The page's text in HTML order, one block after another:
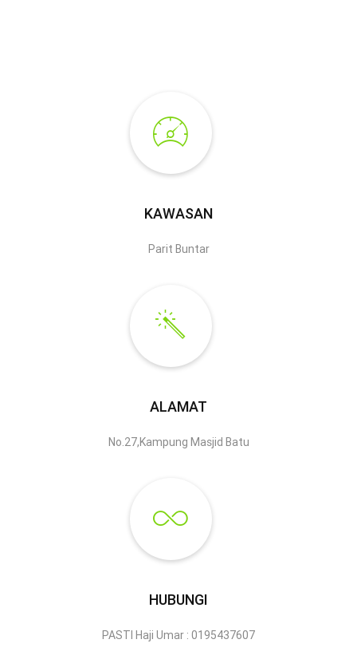
KAWASAN
Parit Buntar
ALAMAT
No.27,Kampung Masjid Batu
HUBUNGI
PASTI Haji Umar : 0195437607